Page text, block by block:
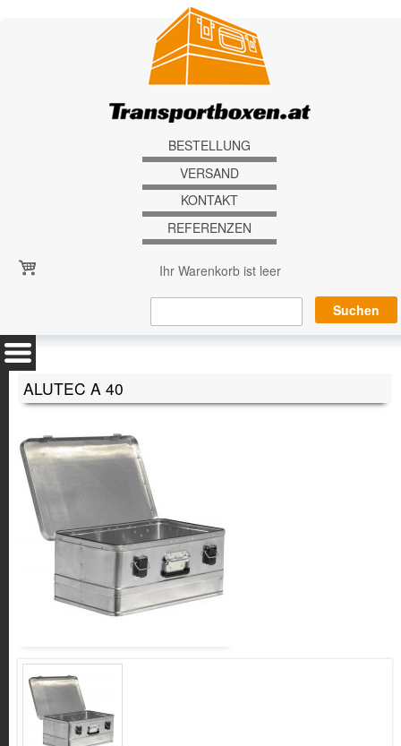
BESTELLUNG
VERSAND
KONTAKT
REFERENZEN
Ihr Warenkorb ist leer
ALUTEC A 40